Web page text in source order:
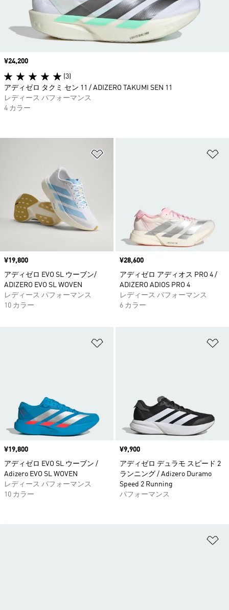
価格
¥19,800
アディゼロ EVO SL ウーブン/
ADIZERO EVO SL WOVEN
レディース パフォーマンス
10 カラー
価格
¥28,600
アディゼロ アディオス PRO 4 /
ADIZERO ADIOS PRO 4
レディース パフォーマンス
6 カラー
価格
¥19,800
アディゼロ EVO SL ウーブン /
Adizero EVO SL WOVEN
レディース パフォーマンス
10 カラー
価格
¥9,900
アディゼロ デュラモ スピード 2
ランニング / Adizero Duramo
Speed 2 Running
パフォーマンス
価格
¥24,200
(3)
アディゼロ タクミ セン 11 / ADIZERO TAKUMI SEN 11
レディース パフォーマンス
4 カラー